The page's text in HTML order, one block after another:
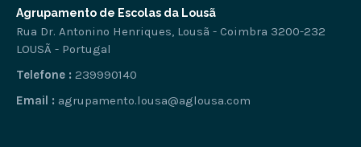
Agrupamento de Escolas da Lousã
Rua Dr. Antonino Henriques, Lousã - Coimbra 3200-232
LOUSÃ - Portugal
Telefone : 239990140
Email : agrupamento.lousa@aglousa.com